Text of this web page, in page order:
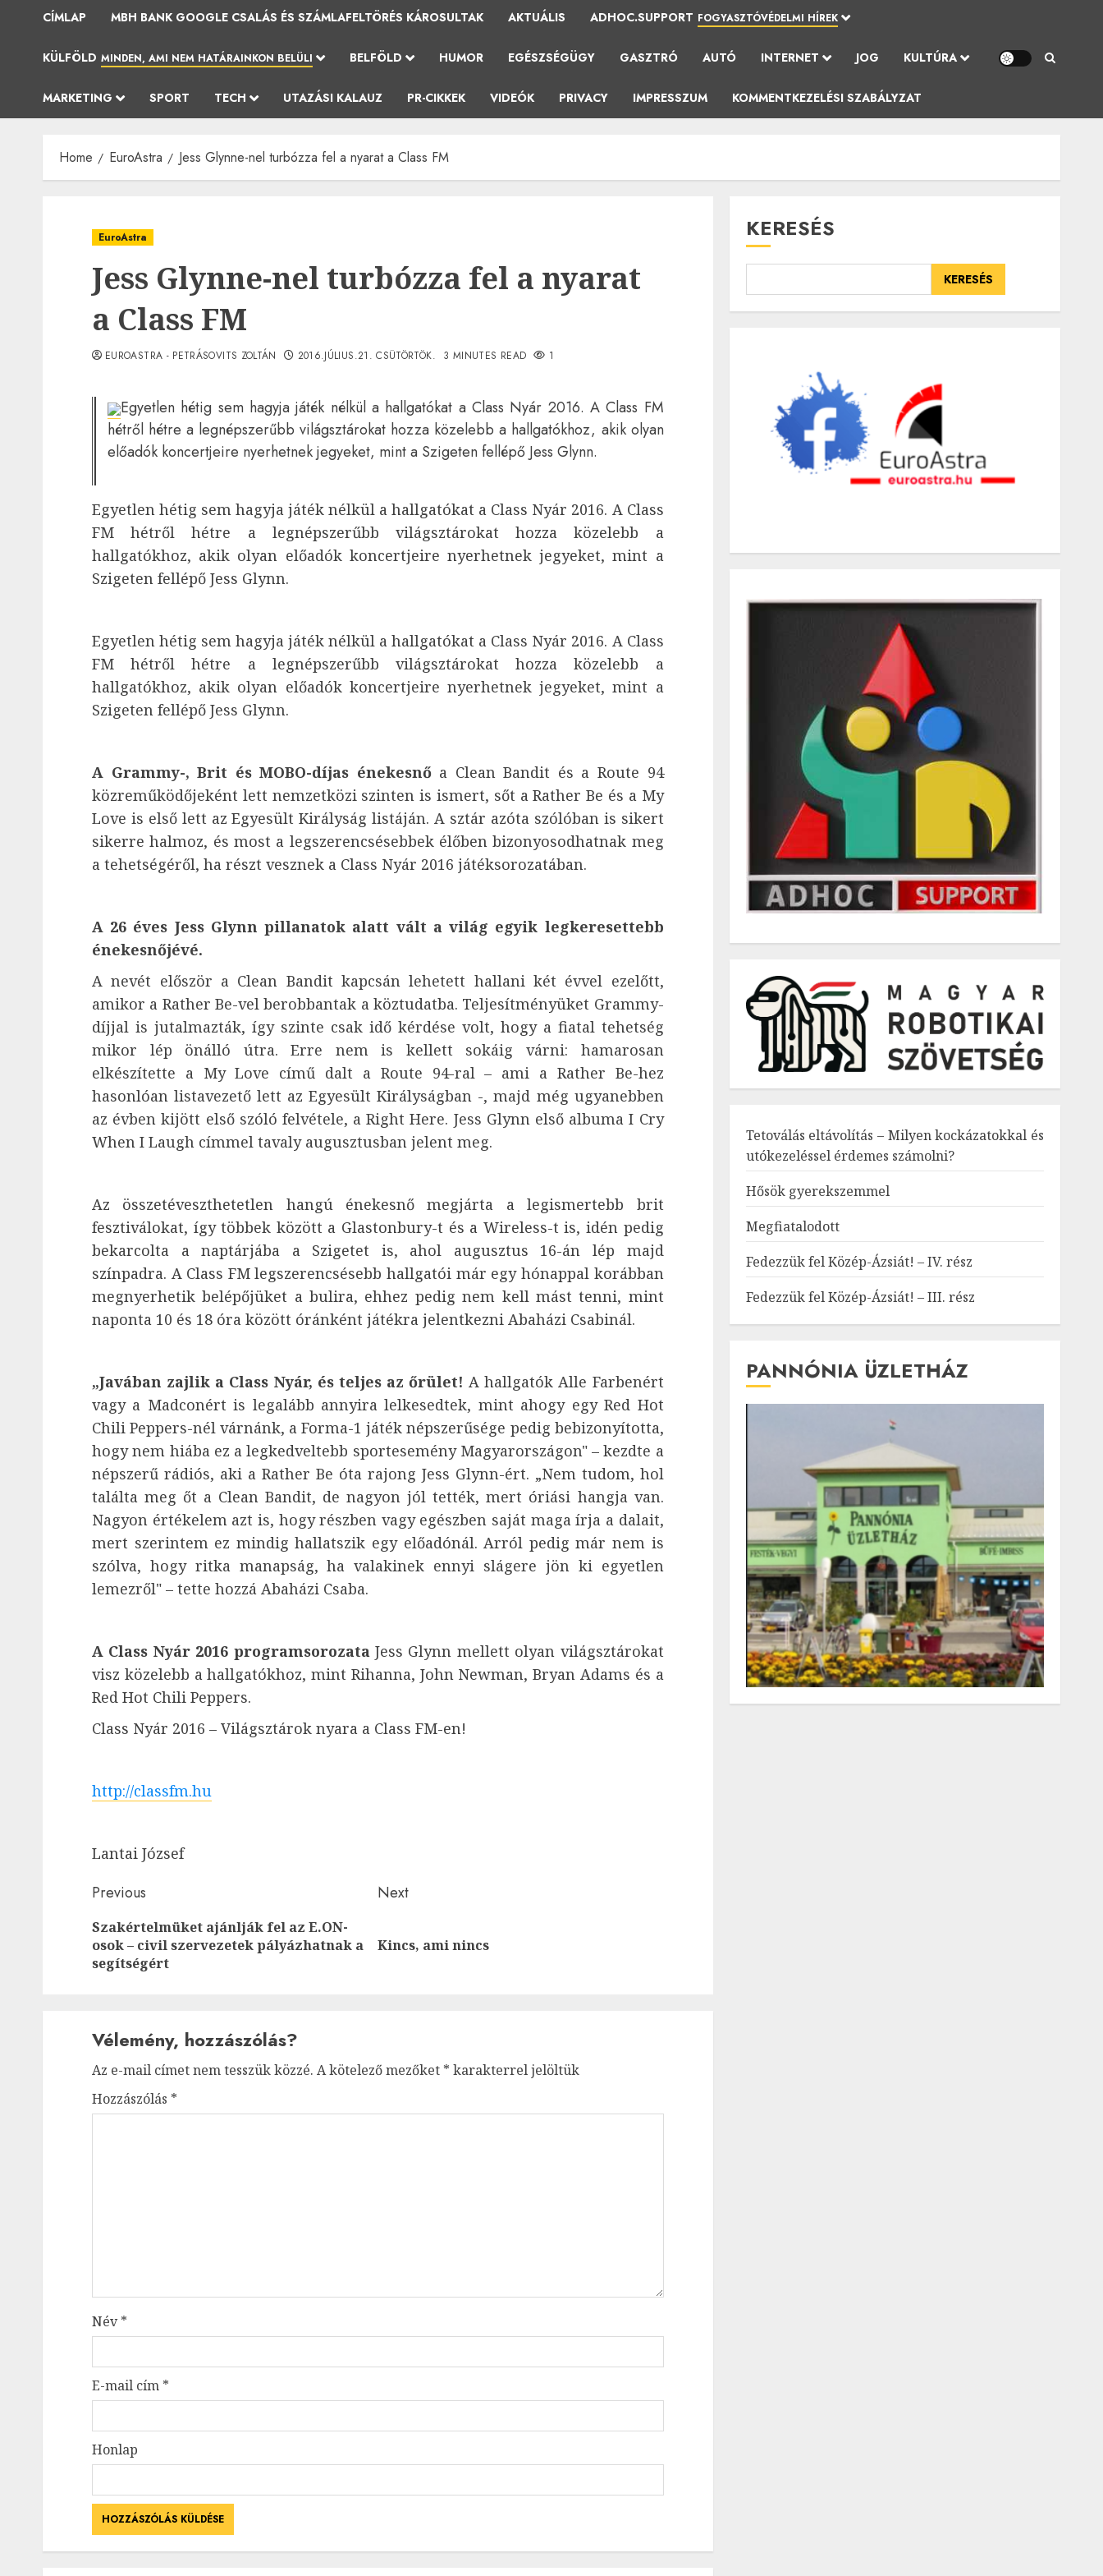
CÍMLAP MBH BANK GOOGLE CSALÁS ÉS SZÁMLAFELTÖRÉS KÁROSULTAK AKTUÁLIS ADHOC.SUPPORT FOGYASZTÓVÉDELMI HÍREK
KÜLFÖLD MINDEN, AMI NEM HATÁRAINKON BELÜLI BELFÖLD HUMOR EGÉSZSÉGÜGY GASZTRÓ AUTÓ INTERNET JOG KULTÚRA
MARKETING SPORT TECH UTAZÁSI KALAUZ PR-CIKKEK VIDEÓK PRIVACY IMPRESSZUM KOMMENTKEZELÉSI SZABÁLYZAT
Home EuroAstra Jess Glynne-nel turbózza fel a nyarat a Class FM
EuroAstra
Jess Glynne-nel turbózza fel a nyarat
a Class FM
EUROASTRA - PETRÁSOVITS ZOLTÁN 2016.JÚLIUS.21. CSÜTÖRTÖK. 3 MINUTES READ 1
Egyetlen hétig sem hagyja játék nélkül a hallgatókat a Class Nyár 2016. A Class FM
hétről hétre a legnépszerűbb világsztárokat hozza közelebb a hallgatókhoz, akik olyan
előadók koncertjeire nyerhetnek jegyeket, mint a Szigeten fellépő Jess Glynn.
Egyetlen hétig sem hagyja játék nélkül a hallgatókat a Class Nyár 2016. A Class
FM hétről hétre a legnépszerűbb világsztárokat hozza közelebb a
hallgatókhoz, akik olyan előadók koncertjeire nyerhetnek jegyeket, mint a
Szigeten fellépő Jess Glynn.
Egyetlen hétig sem hagyja játék nélkül a hallgatókat a Class Nyár 2016. A Class
FM hétről hétre a legnépszerűbb világsztárokat hozza közelebb a
hallgatókhoz, akik olyan előadók koncertjeire nyerhetnek jegyeket, mint a
Szigeten fellépő Jess Glynn.
A Grammy-, Brit és MOBO-díjas énekesnőa Clean Bandit és a Route 94
közreműködőjeként lett nemzetközi szinten is ismert, sőt a Rather Be és a My
Love is első lett az Egyesült Királyság listáján. A sztár azóta szólóban is sikert
sikerre halmoz, és most a legszerencsésebbek élőben bizonyosodhatnak meg
a tehetségéről, ha részt vesznek a Class Nyár 2016 játéksorozatában.
A 26 éves Jess Glynn pillanatok alatt vált a világ egyik legkeresettebb
énekesnőjévé.
A nevét először a Clean Bandit kapcsán lehetett hallani két évvel ezelőtt,
amikor a Rather Be-vel berobbantak a köztudatba. Teljesítményüket Grammy-
díjjal is jutalmazták, így szinte csak idő kérdése volt, hogy a fiatal tehetség
mikor lép önálló útra. Erre nem is kellett sokáig várni: hamarosan
elkészítette a My Love című dalt a Route 94-ral – ami a Rather Be-hez
hasonlóan listavezető lett az Egyesült Királyságban -, majd még ugyanebben
az évben kijött első szóló felvétele, a Right Here. Jess Glynn első albuma I Cry
When I Laugh címmel tavaly augusztusban jelent meg.
Az összetéveszthetetlen hangú énekesnő megjárta a legismertebb brit
fesztiválokat, így többek között a Glastonbury-t és a Wireless-t is, idén pedig
bekarcolta a naptárjába a Szigetet is, ahol augusztus 16-án lép majd
színpadra. A Class FM legszerencsésebb hallgatói már egy hónappal korábban
megnyerhetik belépőjüket a bulira, ehhez pedig nem kell mást tenni, mint
naponta 10 és 18 óra között óránként játékra jelentkezni Abaházi Csabinál.
„Javában zajlik a Class Nyár, és teljes az őrület!A hallgatók Alle Farbenért
vagy a Madconért is legalább annyira lelkesedtek, mint ahogy egy Red Hot
Chili Peppers-nél várnánk, a Forma-1 játék népszerűsége pedig bebizonyította,
hogy nem hiába ez a legkedveltebb sportesemény Magyarországon" – kezdte a
népszerű rádiós, aki a Rather Be óta rajong Jess Glynn-ért. „Nem tudom, hol
találta meg őt a Clean Bandit, de nagyon jól tették, mert óriási hangja van.
Nagyon értékelem azt is, hogy részben vagy egészben saját maga írja a dalait,
mert szerintem ez mindig hallatszik egy előadónál. Arról pedig már nem is
szólva, hogy ritka manapság, ha valakinek ennyi slágere jön ki egyetlen
lemezről" – tette hozzá Abaházi Csaba.
A Class Nyár 2016 programsorozataJess Glynn mellett olyan világsztárokat
visz közelebb a hallgatókhoz, mint Rihanna, John Newman, Bryan Adams és a
Red Hot Chili Peppers.
Class Nyár 2016 – Világsztárok nyara a Class FM-en!
http://classfm.hu
Lantai József
Post
navigation
Previous
Previous
Szakértelmüket ajánlják fel az E.ON-
osok – civil szervezetek pályázhatnak a
segítségért
Next
Next
Kincs, ami nincs
Vélemény, hozzászólás?
Az e-mail címet nem tesszük közzé. A kötelező mezőket * karakterrel jelöltük
Hozzászólás *
Név*
E-mail cím *
Honlap
KERESÉS
KERESÉS
Tetoválás eltávolítás – Milyen kockázatokkal és
utókezeléssel érdemes számolni?
Hősök gyerekszemmel
Megfiatalodott
Fedezzük fel Közép-Ázsiát! – IV. rész
Fedezzük fel Közép-Ázsiát! – III. rész
PANNÓNIA ÜZLETHÁZ